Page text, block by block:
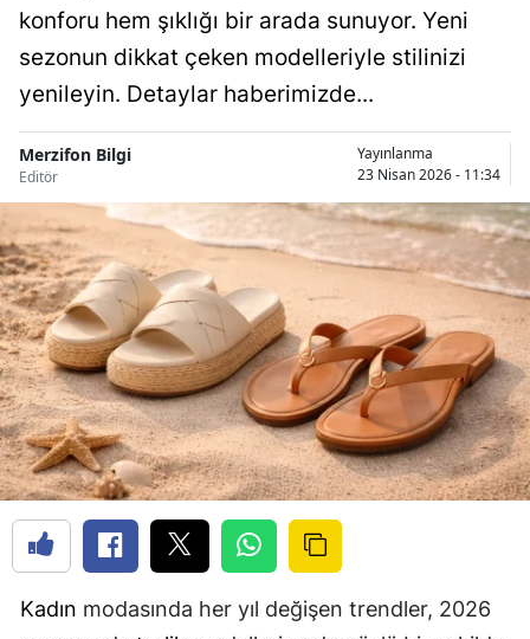
konforu hem şıklığı bir arada sunuyor. Yeni
sezonun dikkat çeken modelleriyle stilinizi
yenileyin. Detaylar haberimizde...
Merzifon Bilgi
Editör
Yayınlanma
23 Nisan 2026 - 11:34
Kadın modasında her yıl değişen trendler, 2026